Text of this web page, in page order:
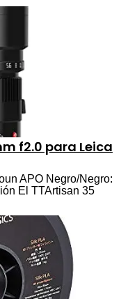
f2.0 para Leica
APO Negro/Negro:
El TTArtisan 35